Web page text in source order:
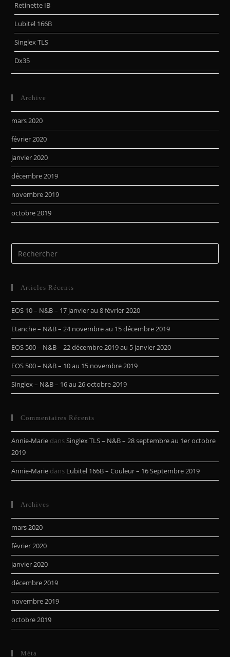
Retinette IB
Lubitel 166B
Singlex TLS
Dx35
Archive
mars 2020
février 2020
janvier 2020
décembre 2019
novembre 2019
octobre 2019
Articles Récents
EOS 10 – N&B – 17 janvier au 8 février 2020
Etanche – N&B – 24 novembre au 15 décembre 2019
EOS 500 – N&B – 22 décembre 2019 au 5 janvier 2020
EOS 500 – N&B – 10 au 15 novembre 2019
Singlex – N&B – 16 au 26 octobre 2019
Commentaires Récents
Annie-Marie dansSinglex TLS – N&B – 28 septembre au 1er octobre
2019
Annie-Marie dans Lubitel 166B – Couleur – 16 Septembre 2019
Archives
mars 2020
février 2020
janvier 2020
décembre 2019
novembre 2019
octobre 2019
Méta